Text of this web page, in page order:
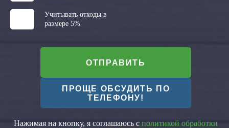
Учитывать отходы в
размере 5%
ОТПРАВИТЬ
ПРОЩЕ ОБСУДИТЬ ПО
ТЕЛЕФОНУ!
Нажимая на кнопку, я соглашаюсь с политикой обработки